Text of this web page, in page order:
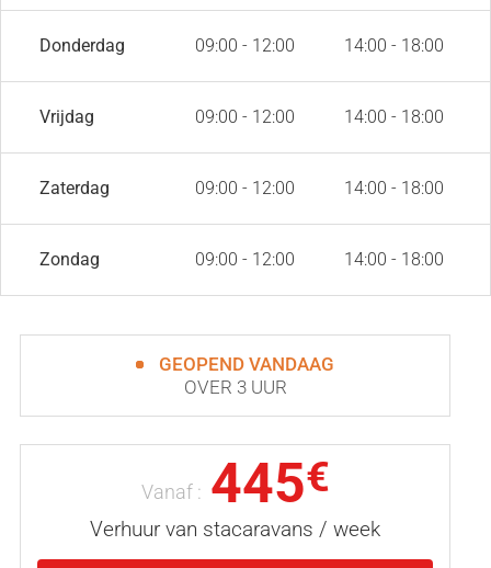
Donderdag 09:00 - 12:00 14:00 - 18:00
Vrijdag 09:00 - 12:00 14:00 - 18:00
Zaterdag 09:00 - 12:00 14:00 - 18:00
Zondag 09:00 - 12:00 14:00 - 18:00
GEOPEND VANDAAG
OVER 3 UUR
Vanaf : 445€
Verhuur van stacaravans / week